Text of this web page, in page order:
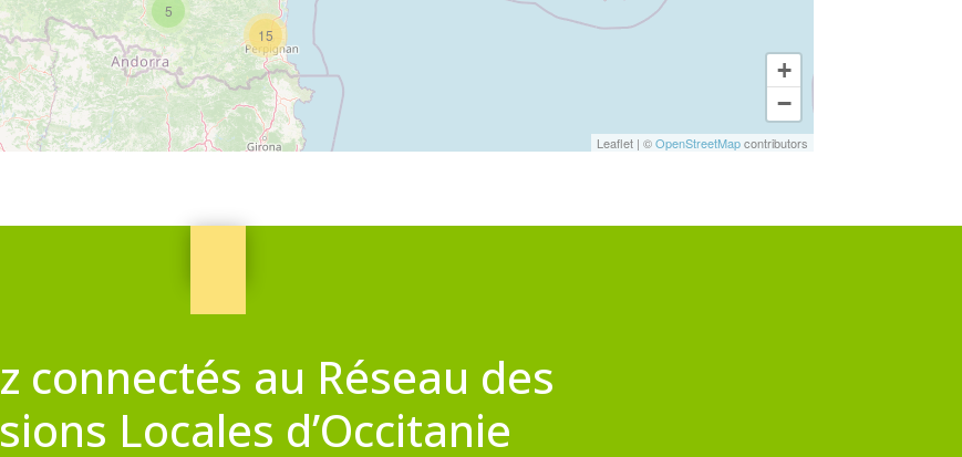
5
15
+
−
Leaflet | ©OpenStreetMapcontributors
connectés au Réseau des
Locales d’Occitanie